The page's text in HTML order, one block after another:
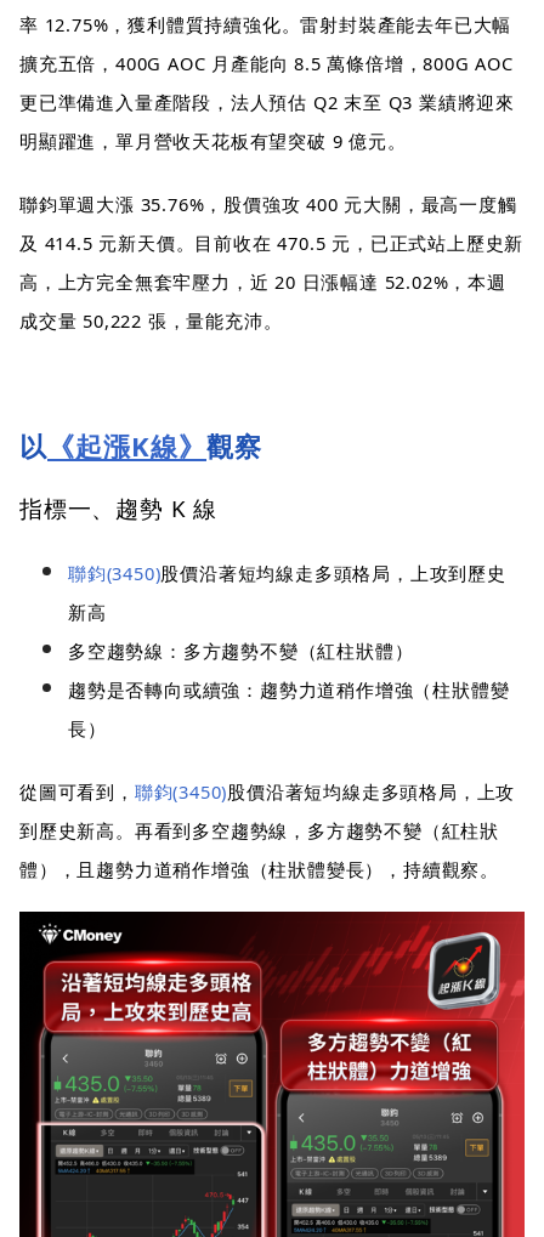
率 12.75%，獲利體質持續強化。雷射封裝產能去年已大幅
擴充五倍，400G AOC 月產能向 8.5 萬條倍增，800G AOC
更已準備進入量產階段，法人預估 Q2 末至 Q3 業績將迎來
明顯躍進，單月營收天花板有望突破 9 億元。
聯鈞單週大漲 35.76%，股價強攻 400 元大關，最高一度觸
及 414.5 元新天價。目前收在 470.5 元，已正式站上歷史新
高，上方完全無套牢壓力，近 20 日漲幅達 52.02%，本週
成交量 50,222 張，量能充沛。
以 《起漲K線》 觀察
指標一、趨勢 K 線
聯鈞(3450)股價沿著短均線走多頭格局，上攻到歷史
新高
多空趨勢線：多方趨勢不變（紅柱狀體）
趨勢是否轉向或續強：趨勢力道稍作增強（柱狀體變
長）
從圖可看到， 聯鈞(3450)股價沿著短均線走多頭格局，上攻
到歷史新高。再看到多空趨勢線，多方趨勢不變（紅柱狀
體），且趨勢力道稍作增強（柱狀體變長），持續觀察。